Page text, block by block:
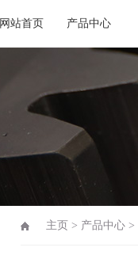
网站首页 产品中心
主页 > 产品中心 >